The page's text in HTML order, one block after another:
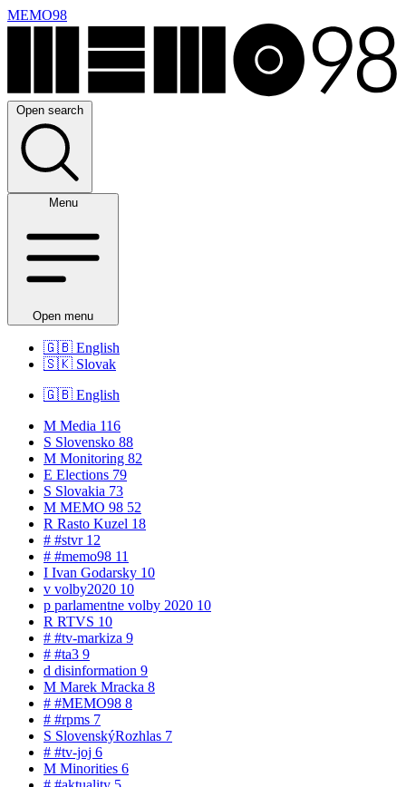
MEMO98
Open search
Menu
Open menu
🇬🇧 English
🇸🇰 Slovak
🇬🇧 English
M Media 116
S Slovensko 88
M Monitoring 82
E Elections 79
S Slovakia 73
M MEMO 98 52
R Rasto Kuzel 18
# #stvr 12
# #memo98 11
I Ivan Godarsky 10
v volby2020 10
p parlamentne volby 2020 10
R RTVS 10
# #tv-markiza 9
# #ta3 9
d disinformation 9
M Marek Mracka 8
# #MEMO98 8
# #rpms 7
S SlovenskýRozhlas 7
# #tv-joj 6
M Minorities 6